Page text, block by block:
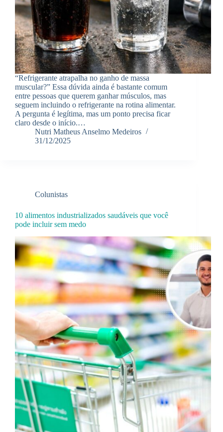
“Refrigerante atrapalha no ganho de massa
muscular?” Essa dúvida ainda é bastante comum
entre pessoas que querem ganhar músculos, mas
seguem incluindo o refrigerante na rotina alimentar.
A pergunta é legítima, mas um ponto precisa ficar
claro desde o início.…
Nutri Matheus Anselmo Medeiros
31/12/2025
Colunistas
10 alimentos industrializados saudáveis que você
pode incluir sem medo